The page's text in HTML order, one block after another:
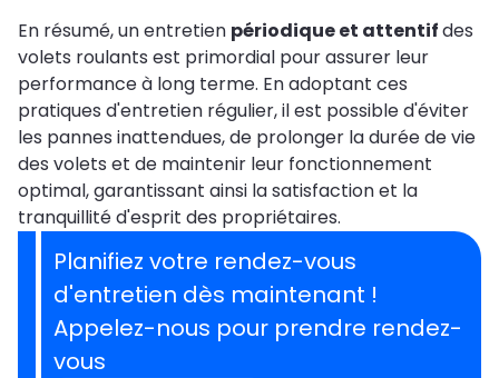
En résumé, un entretien périodique et attentifdes
volets roulants est primordial pour assurer leur
performance à long terme. En adoptant ces
pratiques d'entretien régulier, il est possible d'éviter
les pannes inattendues, de prolonger la durée de vie
des volets et de maintenir leur fonctionnement
optimal, garantissant ainsi la satisfaction et la
tranquillité d'esprit des propriétaires.
Planifiez votre rendez-vous
d'entretien dès maintenant !
Appelez-nous pour prendre rendez-
vous